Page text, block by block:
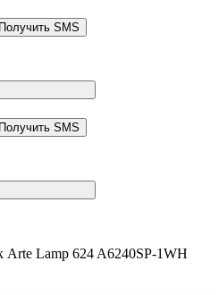
Получить SMS
Получить SMS
Arte Lamp 624 A6240SP-1WH